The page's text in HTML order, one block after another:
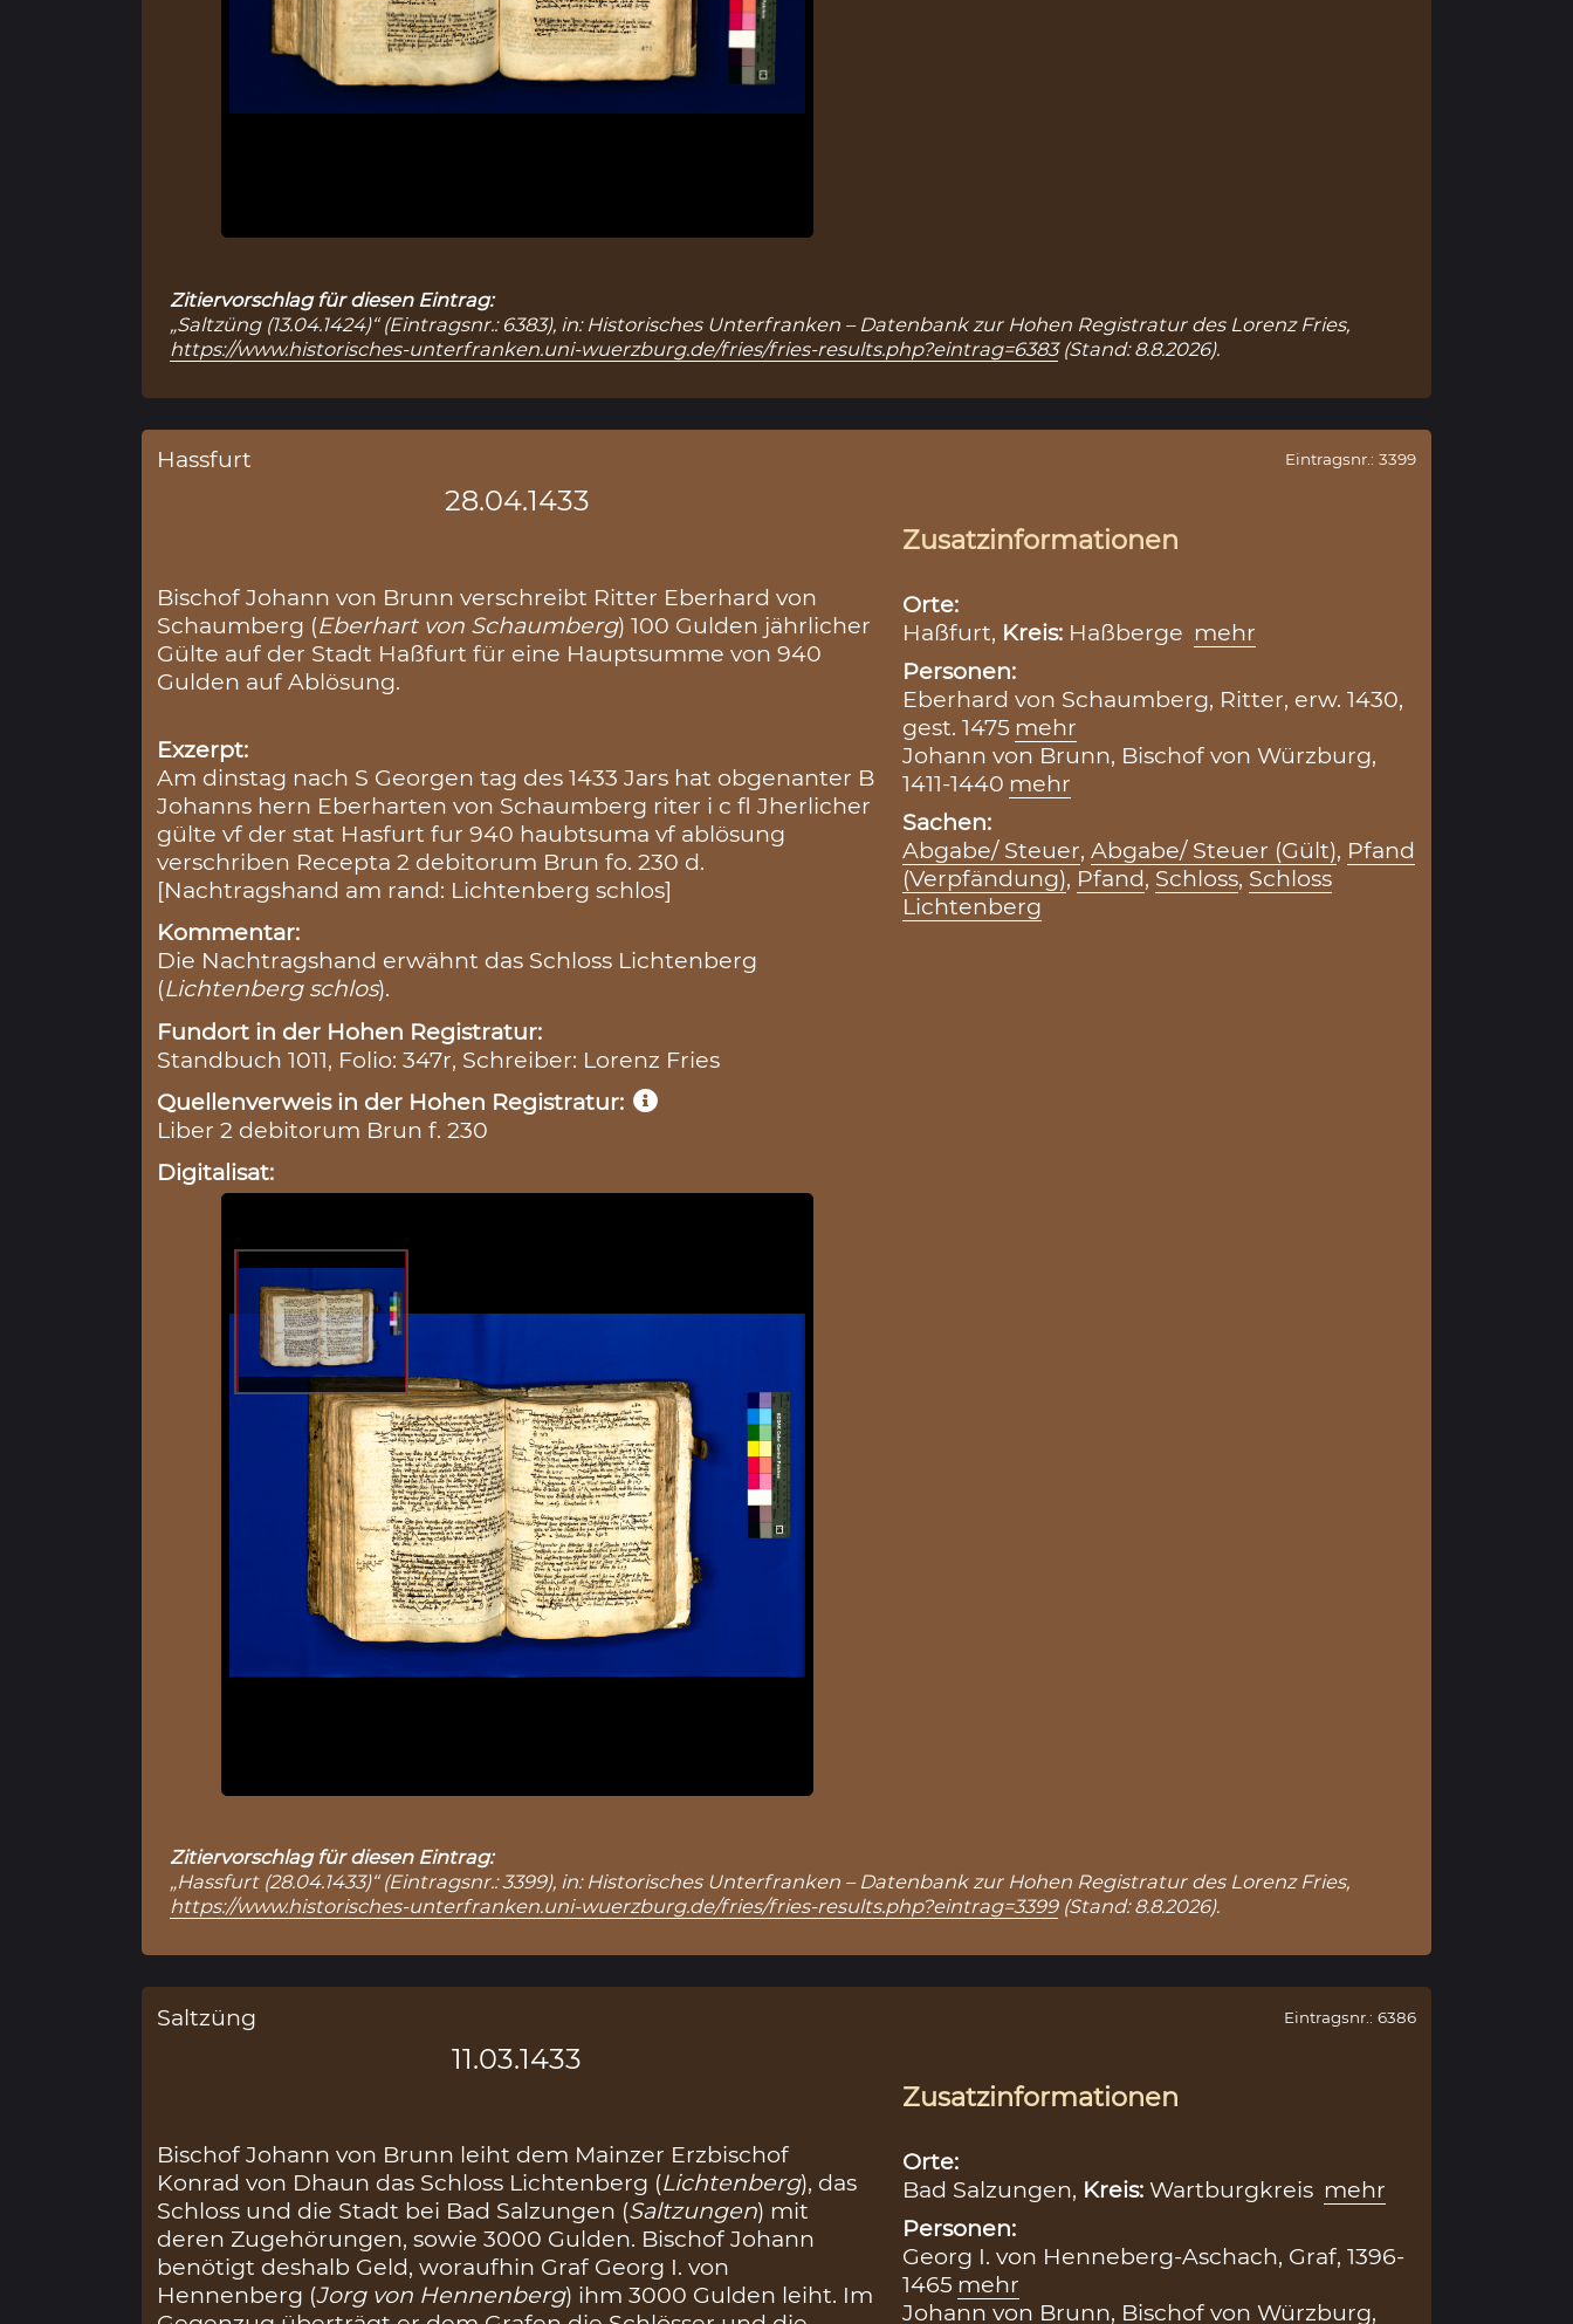
Zitiervorschlag für diesen Eintrag:
„Saltzüng (13.04.1424)“ (Eintragsnr.: 6383), in: Historisches Unterfranken – Datenbank zur Hohen Registratur des Lorenz Fries,
https://www.historisches-unterfranken.uni-wuerzburg.de/fries/fries-results.php?eintrag=6383(Stand: 8.8.2026).
Hassfurt
28.04.1433
Bischof Johann von Brunn verschreibt Ritter Eberhard von
Schaumberg (Eberhart von Schaumberg) 100 Gulden jährlicher
Gülte auf der Stadt Haßfurt für eine Hauptsumme von 940
Gulden auf Ablösung.
Exzerpt:
Am dinstag nach S Georgen tag des 1433 Jars hat obgenanter B
Johanns hern Eberharten von Schaumberg riter i c fl Jherlicher
gülte vf der stat Hasfurt fur 940 haubtsuma vf ablösung
verschriben Recepta 2 debitorum Brun fo. 230 d.
[Nachtragshand am rand: Lichtenberg schlos]
Kommentar:
Die Nachtragshand erwähnt das Schloss Lichtenberg
(Lichtenberg schlos).
Fundort in der Hohen Registratur:
Standbuch 1011, Folio: 347r, Schreiber: Lorenz Fries
Quellenverweis in der Hohen Registratur:
Liber 2 debitorum Brun f. 230
Digitalisat:
Eintragsnr.: 3399
Zusatzinformationen
Orte:
Haßfurt, Kreis: Haßberge mehr
Personen:
Eberhard von Schaumberg, Ritter, erw. 1430,
gest. 1475 mehr
Johann von Brunn, Bischof von Würzburg,
1411-1440 mehr
Sachen:
Abgabe/ Steuer, Abgabe/ Steuer (Gült), Pfand
(Verpfändung), Pfand, Schloss, Schloss
Lichtenberg
Zitiervorschlag für diesen Eintrag:
„Hassfurt (28.04.1433)“ (Eintragsnr.: 3399), in: Historisches Unterfranken – Datenbank zur Hohen Registratur des Lorenz Fries,
https://www.historisches-unterfranken.uni-wuerzburg.de/fries/fries-results.php?eintrag=3399(Stand: 8.8.2026).
Saltzüng
11.03.1433
Bischof Johann von Brunn leiht dem Mainzer Erzbischof
Konrad von Dhaun das Schloss Lichtenberg (Lichtenberg), das
Schloss und die Stadt bei Bad Salzungen (Saltzungen) mit
deren Zugehörungen, sowie 3000 Gulden. Bischof Johann
benötigt deshalb Geld, woraufhin Graf Georg I. von
Hennenberg (Jorg von Hennenberg) ihm 3000 Gulden leiht. Im
Eintragsnr.: 6386
Zusatzinformationen
Orte:
Bad Salzungen, Kreis: Wartburgkreis mehr
Personen:
Georg I. von Henneberg-Aschach, Graf, 1396-
1465 mehr
Johann von Brunn, Bischof von Würzburg,